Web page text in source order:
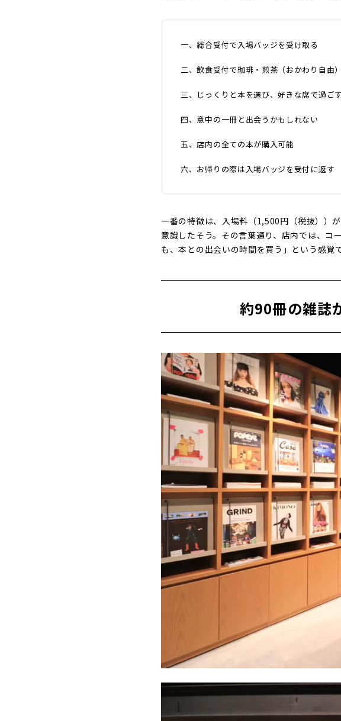
一、総合受付で入場バッジを受け取る
二、飲食受付で珈琲・煎茶（おかわり自由
三、じっくりと本を選び、好きな席で過ごす
四、意中の一冊と出会うかもしれない
五、店内の全ての本が購入可能
六、お帰りの際は入場バッジを受付に返す
一番の特徴は、入場料（1,500円（税抜））
意識したそう。その言葉通り、店内では、コ
も、本との出会いの時間を買う」という感覚で
約90冊の雑誌